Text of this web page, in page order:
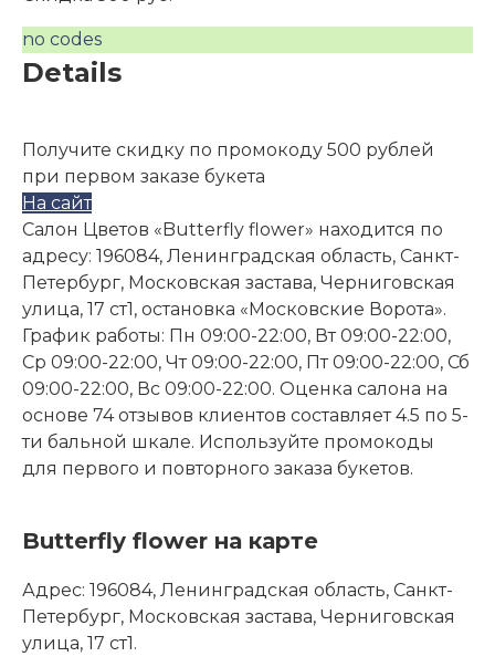
no codes
Details
Получите скидку по промокоду 500 рублей
при первом заказе букета
На сайт
Салон Цветов «Butterfly flower» находится по
адресу: 196084, Ленинградская область, Санкт-
Петербург, Московская застава, Черниговская
улица, 17 ст1, остановка «Московские Ворота».
График работы: Пн 09:00-22:00, Вт 09:00-22:00,
Ср 09:00-22:00, Чт 09:00-22:00, Пт 09:00-22:00, Сб
09:00-22:00, Вс 09:00-22:00. Оценка салона на
основе 74 отзывов клиентов составляет 4.5 по 5-
ти бальной шкале. Используйте промокоды
для первого и повторного заказа букетов.
Butterfly flower на карте
Адрес: 196084, Ленинградская область, Санкт-
Петербург, Московская застава, Черниговская
улица, 17 ст1.